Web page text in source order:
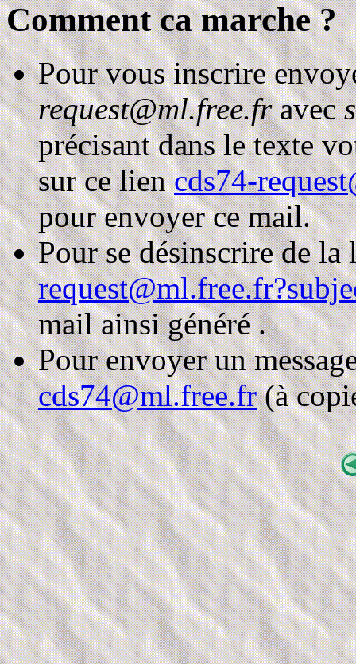
Comment ca marche ?
Pour vous inscrire
request@ml.free.fravec
précisant dans le texte
sur ce liencds74-
pour envoyer ce mail.
Pour se désinscrire de
mail ainsi généré .
Pour envoyer un
cds74@ml.free.fr(à